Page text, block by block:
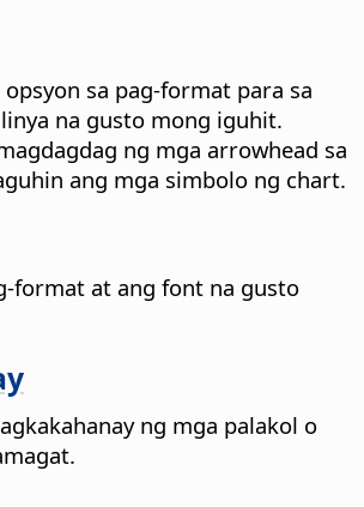
sa pag-format para sa
na gusto mong iguhit.
ng mga arrowhead sa
ang mga simbolo ng chart.
format at ang font na gusto
ng mga palakol o